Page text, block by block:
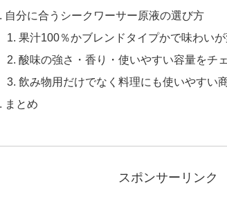
自分に合うシークワーサー原液の選び方
果汁100％かブレンドタイプかで味わい
酸味の強さ・香り・使いやすい容量をチ
飲み物用だけでなく料理にも使いやすい
まとめ
スポンサーリンク